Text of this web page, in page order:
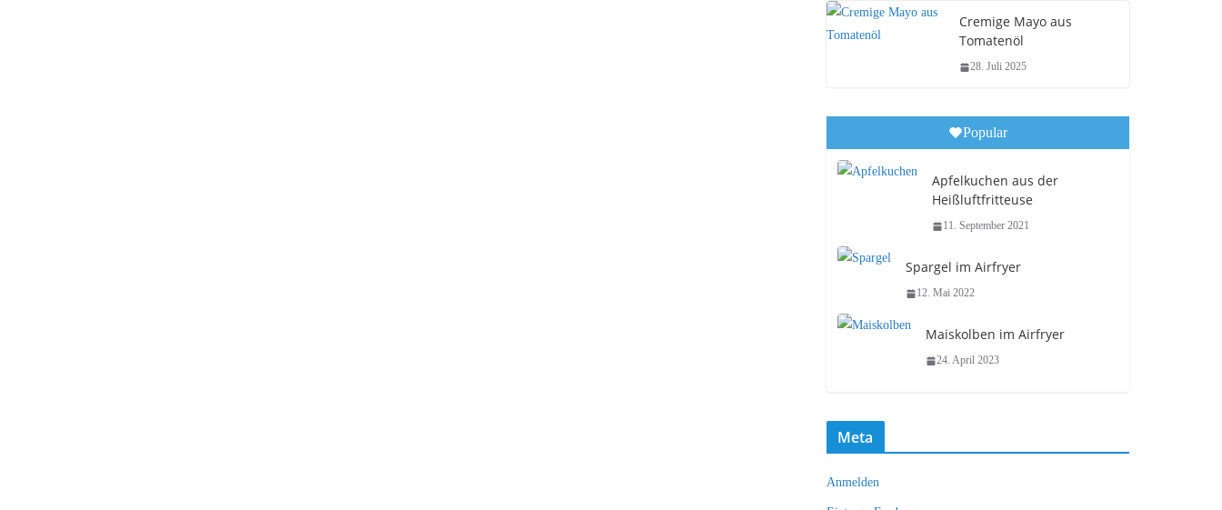
Cremige Mayo aus
Tomatenöl
28. Juli 2025
Popular
Apfelkuchen aus der
Heißluftfritteuse
11. September 2021
Spargel im Airfryer
12. Mai 2022
Maiskolben im Airfryer
24. April 2023
Meta
Anmelden